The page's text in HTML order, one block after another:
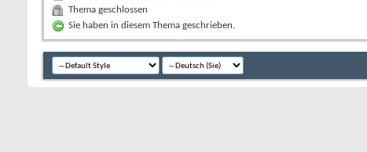
Thema geschlossen
Sie haben in diesem Thema geschrieben.